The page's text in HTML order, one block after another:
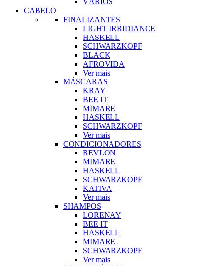
CABELO
FINALIZANTES
LIGHT IRRIDIANCE
HASKELL
SCHWARZKOPF
BLACK
AFROVIDA
Ver mais
MÁSCARAS
KRAY
BEE IT
MIMARE
HASKELL
SCHWARZKOPF
Ver mais
CONDICIONADORES
REVLON
MIMARE
HASKELL
SCHWARZKOPF
KATIVA
Ver mais
SHAMPOS
LORENAY
BEE IT
HASKELL
MIMARE
SCHWARZKOPF
Ver mais